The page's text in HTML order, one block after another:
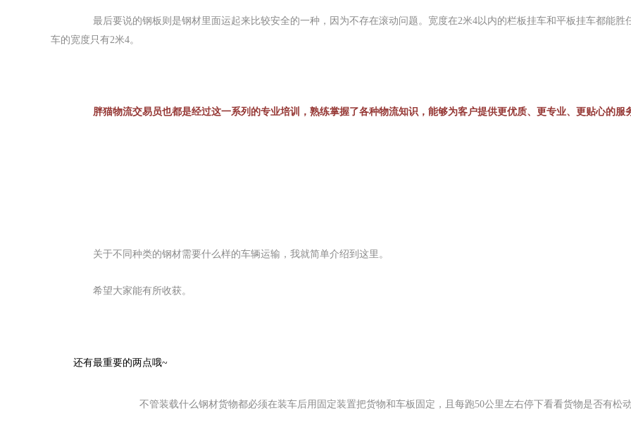
最后要说的钢板则是钢材里面运起来比较安全的一种，因为不存在滚动问题。宽度在2米4以内的栏板挂车和平板挂车都能胜
车的宽度只有2米4。
胖猫物流交易员也都是经过这一系列的专业培训，熟练掌握了各种物流知识，能够为客户提供更优质、更专业、更贴心的服
关于不同种类的钢材需要什么样的车辆运输，我就简单介绍到这里。
希望大家能有所收获。
还有最重要的两点哦~
不管装载什么钢材货物都必须在装车后用固定装置把货物和车板固定，且每跑50公里左右停下看看货物是否有松动